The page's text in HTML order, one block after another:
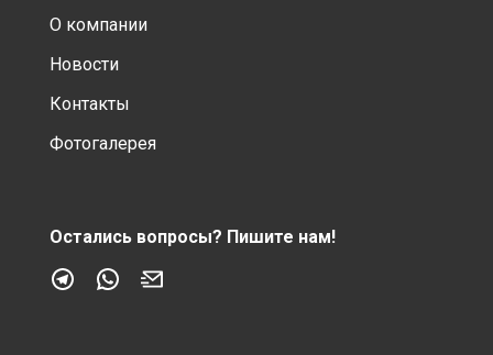
О компании
Новости
Контакты
Фотогалерея
Остались вопросы? Пишите нам!